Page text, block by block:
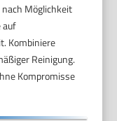
Möglichkeit
auf
Kombiniere
Reinigung.
Kompromisse